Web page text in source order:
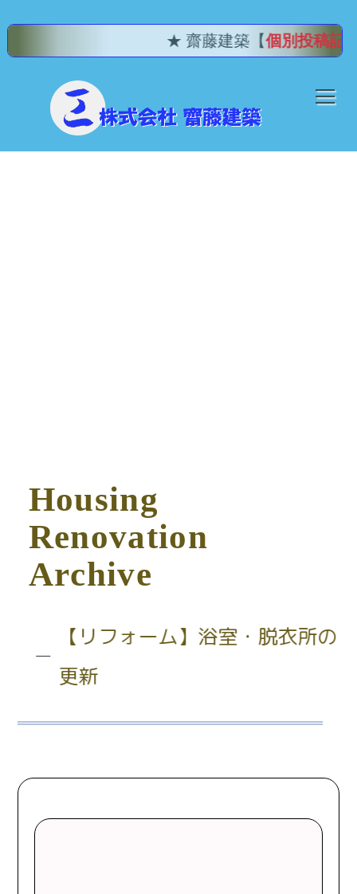
★ 齋藤建築【個別投稿記事：
Housing
Renovation
Archive
【リフォーム】浴室・脱衣所の
更新